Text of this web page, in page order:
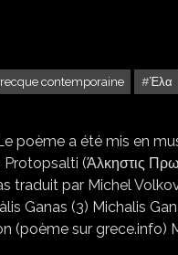
contemporaine Έλα
poème a été mis en
(Άλκηστις
traduit par Michel
Ganas (3) Michalis
(poème sur grece.info)